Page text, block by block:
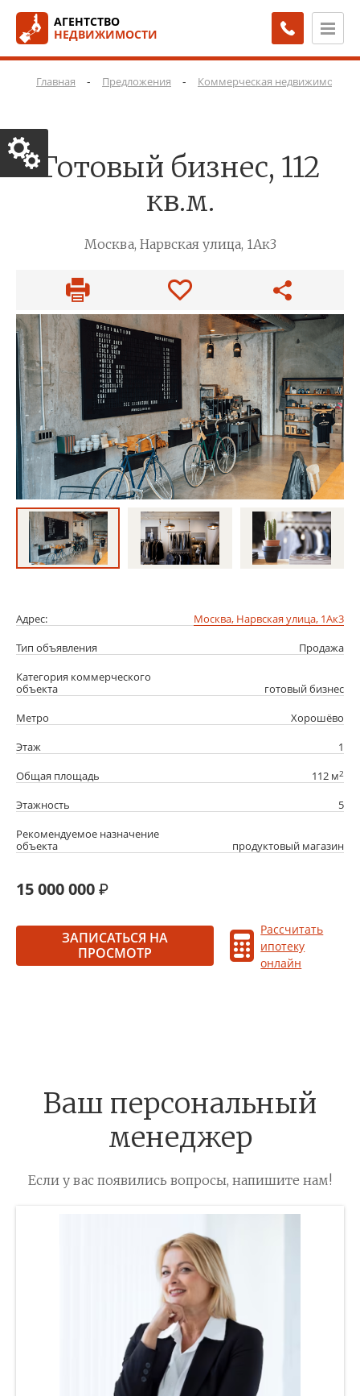
АГЕНТСТВО
НЕДВИЖИМОСТИ
Главная - Предложения - Коммерческая недвижимость
Готовый бизнес, 112
кв.м.
Москва, Нарвская улица, 1Ак3
Адрес:
Москва, Нарвская улица, 1Ак3
Тип объявления
Продажа
Категория коммерческого
объекта
готовый бизнес
Метро
Хорошёво
Этаж
1
Общая площадь
112 м2
Этажность
5
Рекомендуемое назначение
объекта
продуктовый магазин
15 000 000
ЗАПИСАТЬСЯ НА
ПРОСМОТР
Рассчитать
ипотеку
онлайн
Ваш персональный
менеджер
Если у вас появились вопросы, напишите нам!